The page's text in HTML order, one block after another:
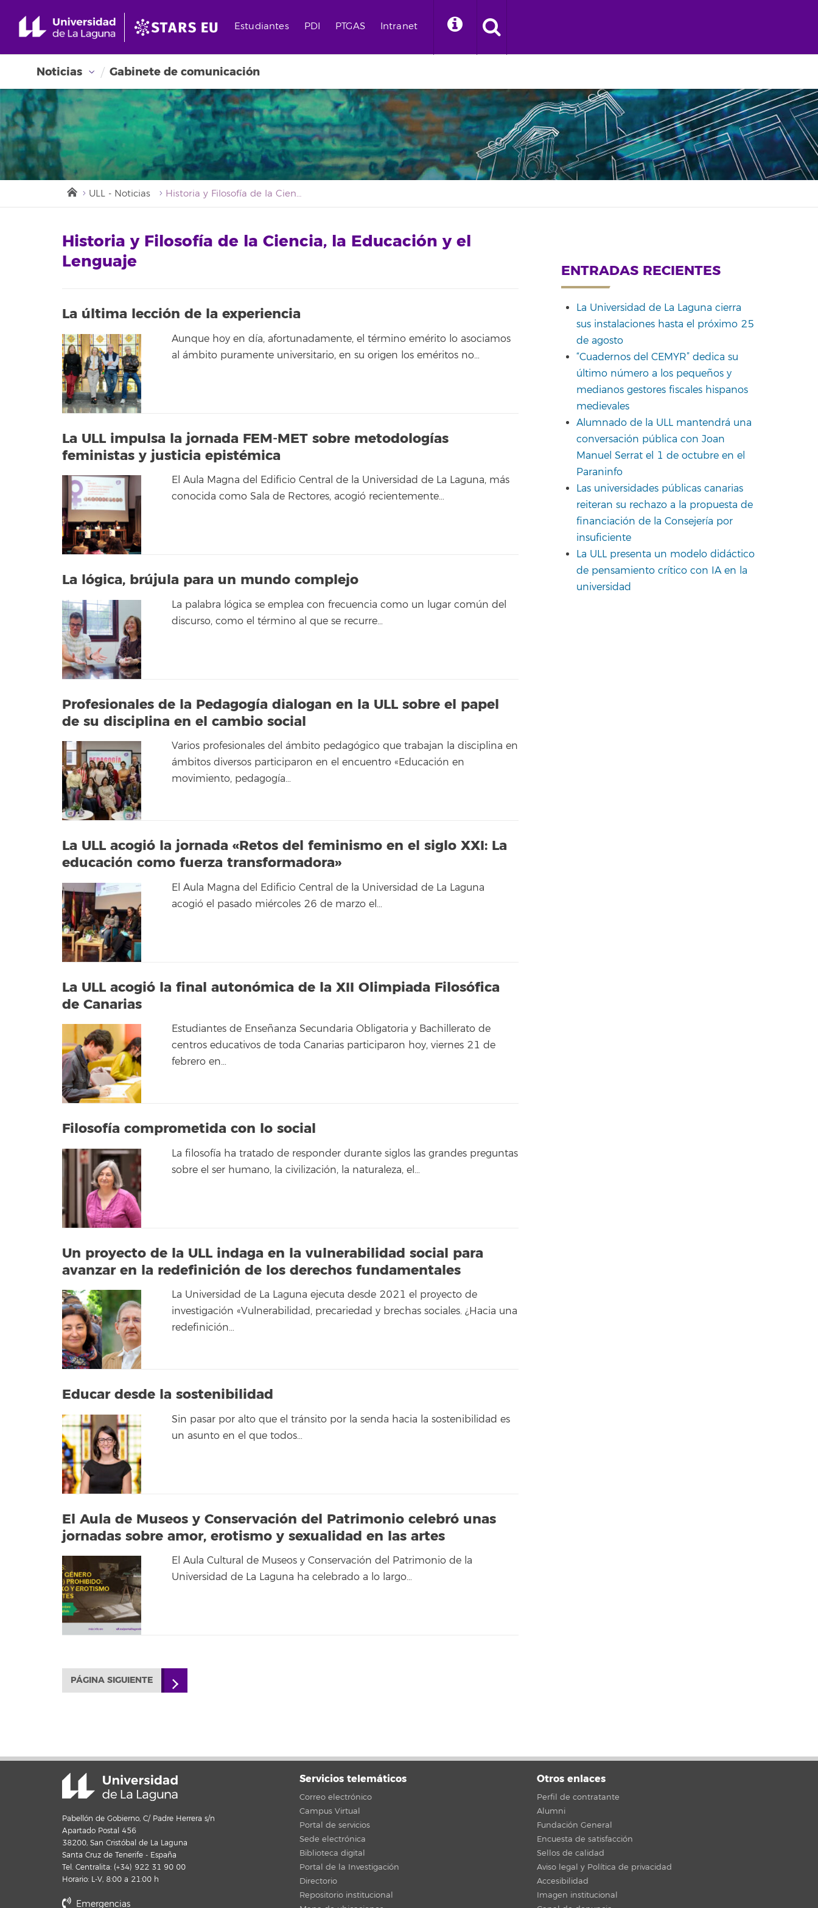
Estudiantes PDI PTGAS Intranet
Noticias Gabinete de comunicación
ULL - Noticias Historia y Filosofía de la Ciencia, la Educación y el Lenguaje
Historia y Filosofía de la Ciencia, la Educación y el
Lenguaje
La última lección de la experiencia
Aunque hoy en día, afortunadamente, el término emérito lo asociamos
al ámbito puramente universitario, en su origen los eméritos no…
La ULL impulsa la jornada FEM-MET sobre metodologías
feministas y justicia epistémica
El Aula Magna del Edificio Central de la Universidad de La Laguna, más
conocida como Sala de Rectores, acogió recientemente…
La lógica, brújula para un mundo complejo
La palabra lógica se emplea con frecuencia como un lugar común del
discurso, como el término al que se recurre…
Profesionales de la Pedagogía dialogan en la ULL sobre el papel
de su disciplina en el cambio social
Varios profesionales del ámbito pedagógico que trabajan la disciplina en
ámbitos diversos participaron en el encuentro «Educación en
movimiento, pedagogía…
La ULL acogió la jornada «Retos del feminismo en el siglo XXI: La
educación como fuerza transformadora»
El Aula Magna del Edificio Central de la Universidad de La Laguna
acogió el pasado miércoles 26 de marzo el…
La ULL acogió la final autonómica de la XII Olimpiada Filosófica
de Canarias
Estudiantes de Enseñanza Secundaria Obligatoria y Bachillerato de
centros educativos de toda Canarias participaron hoy, viernes 21 de
febrero en…
Filosofía comprometida con lo social
La filosofía ha tratado de responder durante siglos las grandes preguntas
sobre el ser humano, la civilización, la naturaleza, el…
Un proyecto de la ULL indaga en la vulnerabilidad social para
avanzar en la redefinición de los derechos fundamentales
La Universidad de La Laguna ejecuta desde 2021 el proyecto de
investigación «Vulnerabilidad, precariedad y brechas sociales. ¿Hacia una
redefinición…
Educar desde la sostenibilidad
Sin pasar por alto que el tránsito por la senda hacia la sostenibilidad es
un asunto en el que todos…
El Aula de Museos y Conservación del Patrimonio celebró unas
jornadas sobre amor, erotismo y sexualidad en las artes
El Aula Cultural de Museos y Conservación del Patrimonio de la
Universidad de La Laguna ha celebrado a lo largo…
PÁGINA SIGUIENTE
ENTRADAS RECIENTES
La Universidad de La Laguna cierra
sus instalaciones hasta el próximo 25
de agosto
“Cuadernos del CEMYR” dedica su
último número a los pequeños y
medianos gestores fiscales hispanos
medievales
Alumnado de la ULL mantendrá una
conversación pública con Joan
Manuel Serrat el 1 de octubre en el
Paraninfo
Las universidades públicas canarias
reiteran su rechazo a la propuesta de
financiación de la Consejería por
insuficiente
La ULL presenta un modelo didáctico
de pensamiento crítico con IA en la
universidad
Pabellón de Gobierno, C/ Padre Herrera s/n
Apartado Postal 456
38200, San Cristóbal de La Laguna
Santa Cruz de Tenerife - España
Tel. Centralita: (+34) 922 31 90 00
Horario: L-V, 8:00 a 21:00 h
Emergencias
Servicios telemáticos
Correo electrónico
Campus Virtual
Portal de servicios
Sede electrónica
Biblioteca digital
Portal de la Investigación
Directorio
Repositorio institucional
Otros enlaces
Perfil de contratante
Alumni
Fundación General
Encuesta de satisfacción
Sellos de calidad
Aviso legal y Política de privacidad
Accesibilidad
Imagen institucional